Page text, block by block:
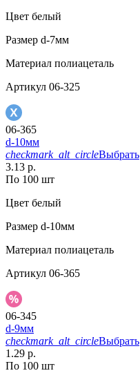
Цвет белый
Размер d-7мм
Материал полиацеталь
Артикул 06-325
06-365
d-10мм
checkmark_alt_circleВыбрать
3.13 р.
По 100 шт
Цвет белый
Размер d-10мм
Материал полиацеталь
Артикул 06-365
06-345
d-9мм
checkmark_alt_circleВыбрать
1.29 р.
По 100 шт